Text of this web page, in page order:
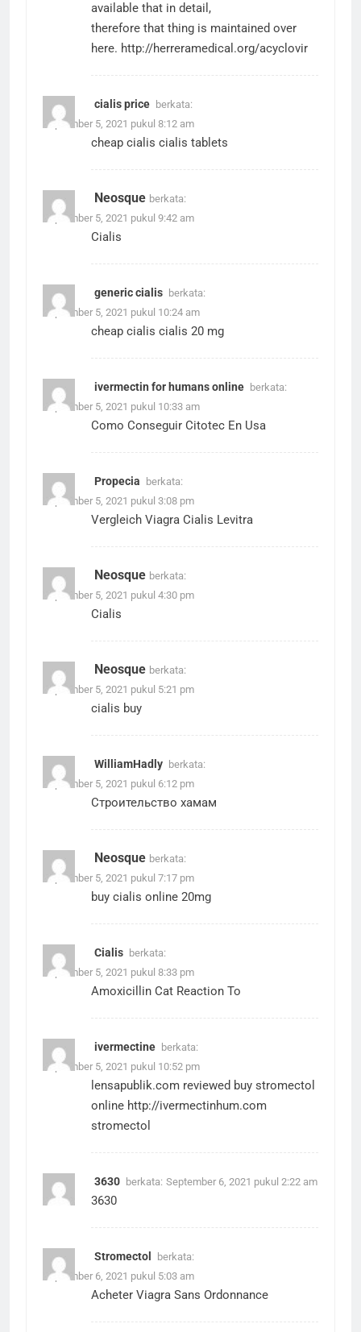
available that in detail,
therefore that thing is maintained over
here. http://herreramedical.org/acyclovir
cialis price berkata:
September 5, 2021 pukul 8:12 am
cheap cialis cialis tablets
Neosque berkata:
September 5, 2021 pukul 9:42 am
Cialis
generic cialis berkata:
September 5, 2021 pukul 10:24 am
cheap cialis cialis 20 mg
ivermectin for humans online berkata:
September 5, 2021 pukul 10:33 am
Como Conseguir Citotec En Usa
Propecia
berkata:
September 5, 2021 pukul 3:08 pm
Vergleich Viagra Cialis Levitra
Neosque berkata:
September 5, 2021 pukul 4:30 pm
Cialis
Neosque berkata:
September 5, 2021 pukul 5:21 pm
cialis buy
WilliamHadly berkata:
September 5, 2021 pukul 6:12 pm
Строительство хамам
Neosque berkata:
September 5, 2021 pukul 7:17 pm
buy cialis online 20mg
Cialis berkata:
September 5, 2021 pukul 8:33 pm
Amoxicillin Cat Reaction To
ivermectine berkata:
September 5, 2021 pukul 10:52 pm
lensapublik.com reviewed buy stromectol
online http://ivermectinhum.com
stromectol
3630 berkata: September 6, 2021 pukul 2:22 am
3630
Stromectol
berkata:
September 6, 2021 pukul 5:03 am
Acheter Viagra Sans Ordonnance